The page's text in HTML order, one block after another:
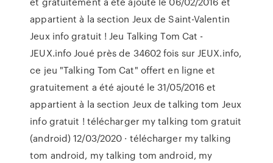
appartient à la section Jeux de Saint-Valentin
Jeux info gratuit ! Jeu Talking Tom Cat -
JEUX.info Joué près de 34602 fois sur JEUX.info,
ce jeu "Talking Tom Cat" offert en ligne et
gratuitement a été ajouté le 31/05/2016 et
appartient à la section Jeux de talking tom Jeux
info gratuit ! télécharger my talking tom gratuit
(android) 12/03/2020 · télécharger my talking
tom android, my talking tom android, my